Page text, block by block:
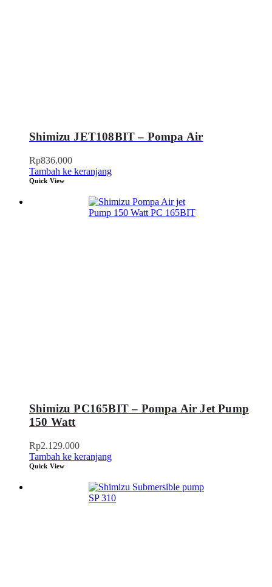
Shimizu JET108BIT – Pompa Air
Rp836.000
Tambah ke keranjang
Quick View
Shimizu PC165BIT – Pompa Air Jet Pump
150 Watt
Rp2.129.000
Tambah ke keranjang
Quick View